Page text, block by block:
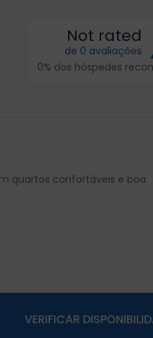
Not rated
de 0 avaliações
0% dos hóspedes
quartos confortáveis e boa
VERIFICAR